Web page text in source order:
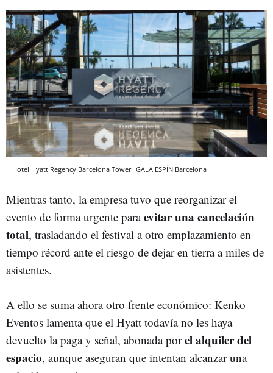
Hotel Hyatt Regency Barcelona Tower GALA ESPÍN Barcelona
Mientras tanto, la empresa tuvo que reorganizar el
evento de forma urgente paraevitar una cancelación
total, trasladando el festival a otro emplazamiento en
tiempo récord ante el riesgo de dejar en tierra a miles de
asistentes.
A ello se suma ahora otro frente económico: Kenko
Eventos lamenta que el Hyatt todavía no les haya
devuelto la paga y señal, abonada porel alquiler del
espacio, aunque aseguran que intentan alcanzar una